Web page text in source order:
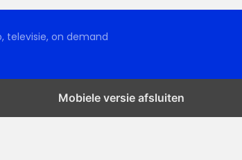
televisie, on demand
Mobiele versie afsluiten